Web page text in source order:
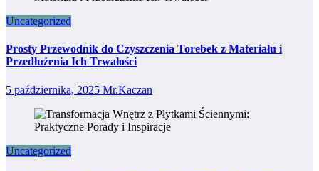
Uncategorized
Prosty Przewodnik do Czyszczenia Torebek z Materiału i
Przedłużenia Ich Trwałości
5 października, 2025 Mr.Kaczan
Uncategorized